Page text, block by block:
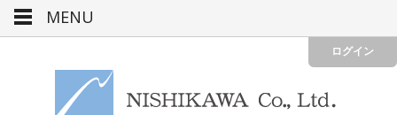
ログイン
MENU